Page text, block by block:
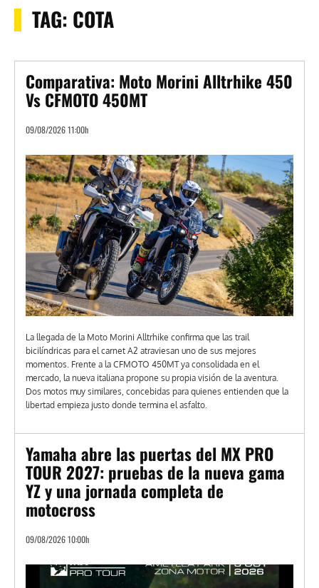
TAG: COTA
Comparativa: Moto Morini Alltrhike 450
Vs CFMOTO 450MT
09/08/2026 11:00h
La llegada de la Moto Morini Alltrhike confirma que las trail
bicilíndricas para el carnet A2 atraviesan uno de sus mejores
momentos. Frente a la CFMOTO 450MT ya consolidada en el
mercado, la nueva italiana propone su propia visión de la aventura.
Dos motos muy similares, concebidas para quienes entienden que la
libertad empieza justo donde termina el asfalto.
Yamaha abre las puertas del MX PRO
TOUR 2027: pruebas de la nueva gama
YZ y una jornada completa de
motocross
09/08/2026 10:00h